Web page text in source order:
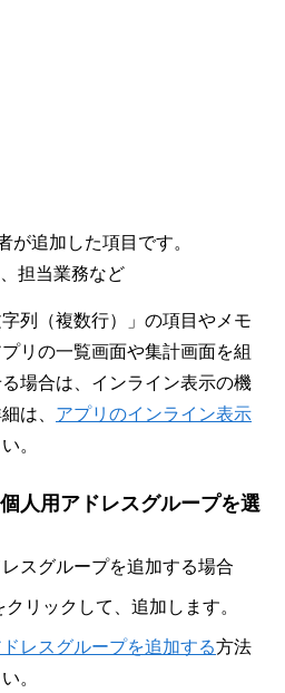
が追加した項目です。
担当業務など
列（複数行）」の項目やメモ
リの一覧画面や集計画面を組
場合は、インライン表示の機
は、 アプリのインライン表示
。
人用アドレスグループを選
スグループを追加する場合
クリックして、追加します。
レスグループを追加する方法
。